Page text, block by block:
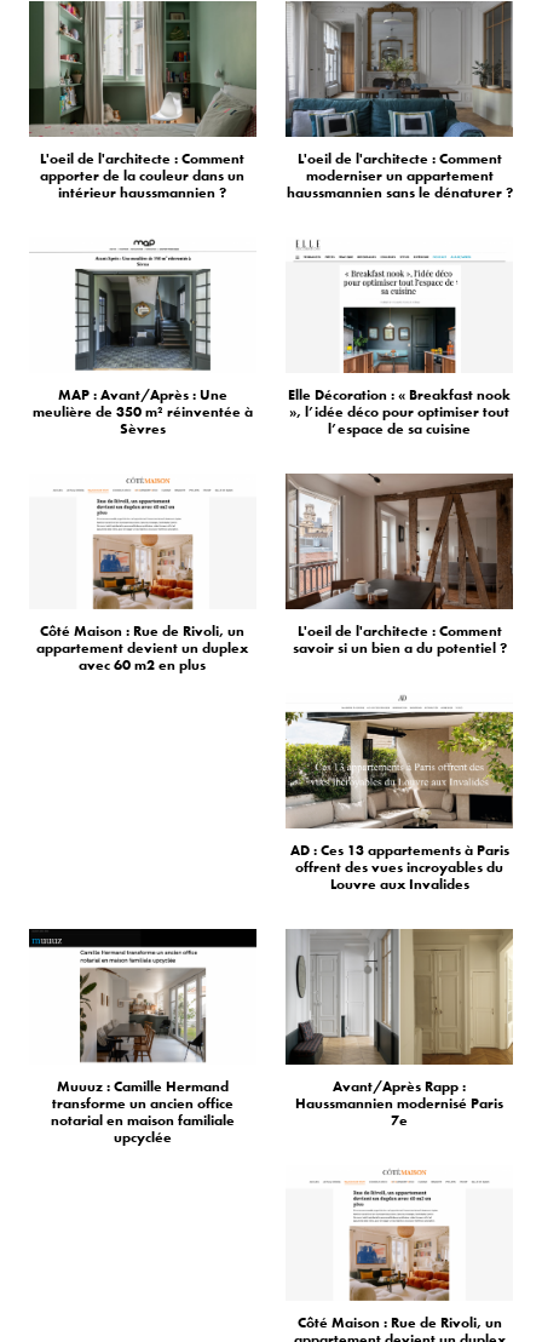
L'oeil de l'architecte : Comment
apporter de la couleur dans un
intérieur haussmannien ?
L'oeil de l'architecte : Comment
moderniser un appartement
haussmannien sans le dénaturer ?
MAP : Avant/Après : Une
meulière de 350 m² réinventée à
Sèvres
Elle Décoration : « Breakfast nook
», l’idée déco pour optimiser tout
l’espace de sa cuisine
Côté Maison : Rue de Rivoli, un
appartement devient un duplex
avec 60 m2 en plus
L'oeil de l'architecte : Comment
savoir si un bien a du potentiel ?
AD : Ces 13 appartements à Paris
offrent des vues incroyables du
Louvre aux Invalides
Muuuz : Camille Hermand
transforme un ancien office
notarial en maison familiale
upcyclée
Avant/Après Rapp :
Haussmannien modernisé Paris
7e
Côté Maison : Rue de Rivoli, un